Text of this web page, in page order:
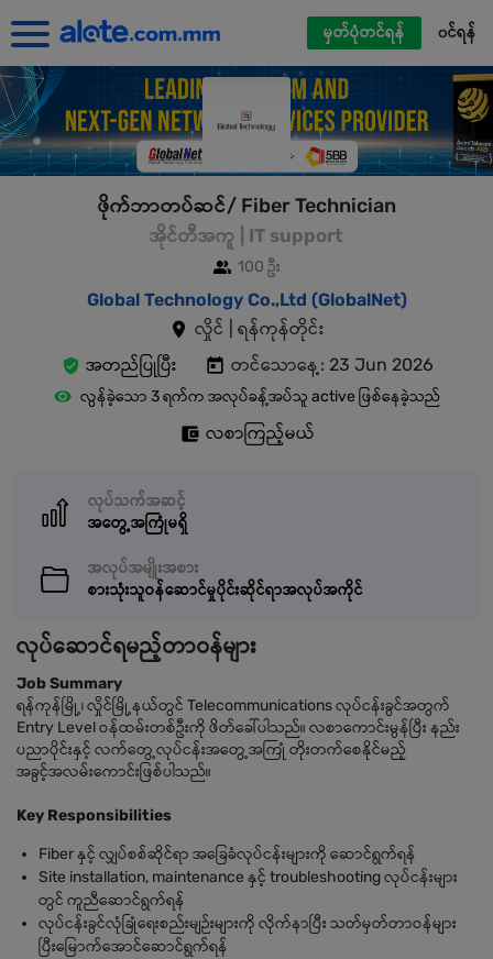
မှတ်ပုံတင်ရန် ၀င်ရန်
ဖိုက်ဘာတပ်ဆင်/ Fiber Technician
အိုင်တီအကူ | IT support
100 ဦး
Global Technology Co.,Ltd (GlobalNet)
လှိုင် | ရန်ကုန်တိုင်း
အတည်ပြုပြီး
တင်သောနေ့: 23 Jun 2026
လွန်ခဲ့သော 3 ရက်က အလုပ်ခန့်အပ်သူ active ဖြစ်နေခဲ့သည်
လစာကြည့်မယ်
လုပ်သက်အဆင့်
အတွေ့အကြုံမရှိ
အလုပ်အမျိုးအစား
စားသုံးသူဝန်ဆောင်မှုပိုင်းဆိုင်ရာအလုပ်အကိုင်
လုပ်ဆောင်ရမည့်တာဝန်များ
Job Summary
ရန်ကုန်မြို့၊ လှိုင်မြို့နယ်တွင် Telecommunications လုပ်ငန်းခွင်အတွက်
Entry Level ဝန်ထမ်းတစ်ဦးကို ဖိတ်ခေါ်ပါသည်။ လစာကောင်းမွန်ပြီး နည်း
ပညာပိုင်းနှင့် လက်တွေ့လုပ်ငန်းအတွေ့အကြုံ တိုးတက်စေနိုင်မည့်
အခွင့်အလမ်းကောင်းဖြစ်ပါသည်။
Key Responsibilities
Fiber နှင့် လျှပ်စစ်ဆိုင်ရာ အခြေခံလုပ်ငန်းများကို ဆောင်ရွက်ရန်
Site installation, maintenance နှင့် troubleshooting လုပ်ငန်းများ
တွင် ကူညီဆောင်ရွက်ရန်
လုပ်ငန်းခွင်လုံခြုံရေးစည်းမျဉ်းများကို လိုက်နာပြီး သတ်မှတ်တာဝန်များ
ပြီးမြောက်အောင်ဆောင်ရွက်ရန်